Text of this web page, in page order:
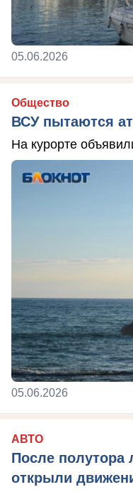
05.06.2026
Общество
ВСУ пытаются
На курорте
05.06.2026
АВТО
После полутора
открыли